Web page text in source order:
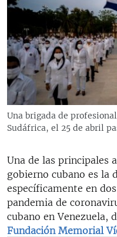
AUDIOVISUALES MARTÍ
RADIO MARTÍ
ESPECIALES
ESPECIALES
LA REALIDAD DE LA
SER VIEJO EN CUBA
KENTU-CUBANO
LOS SANTOS DE HIALEAH
DESINFORMACIÓN
LA INVASIÓN DE RUSIA A
MULTIMEDIA
EDITORIALES
SÍGUENOS
Una brigada de
Sudáfrica, el 25 de abril
Una de las principales
gobierno cubano es la
específicamente en
pandemia de
cubano en Venezuela,
Fundación Memorial